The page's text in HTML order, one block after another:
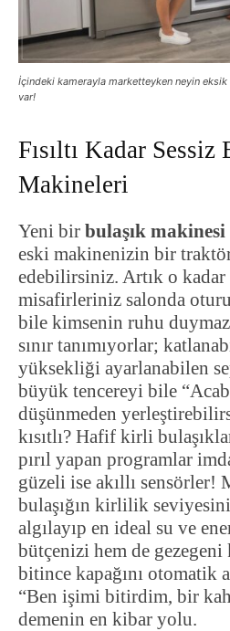
İçindeki kamerayla marketteyken neyin
var!
Fısıltı Kadar Sessiz
Makineleri
Yeni bir bulaşık makinesi
eski makinenizin bir traktör
edebilirsiniz. Artık o kadar
misafirleriniz salonda
bile kimsenin ruhu
sınır tanımıyorlar;
yüksekliği ayarlanabilen
büyük tencereyi bile
düşünmeden
kısıtlı? Hafif kirli
pırıl yapan programlar
güzeli ise akıllı
bulaşığın kirlilik
algılayıp en ideal su ve
bütçenizi hem de gezegeni
bitince kapağını otomatik
“Ben işimi bitirdim, bir
demenin en kibar yolu.